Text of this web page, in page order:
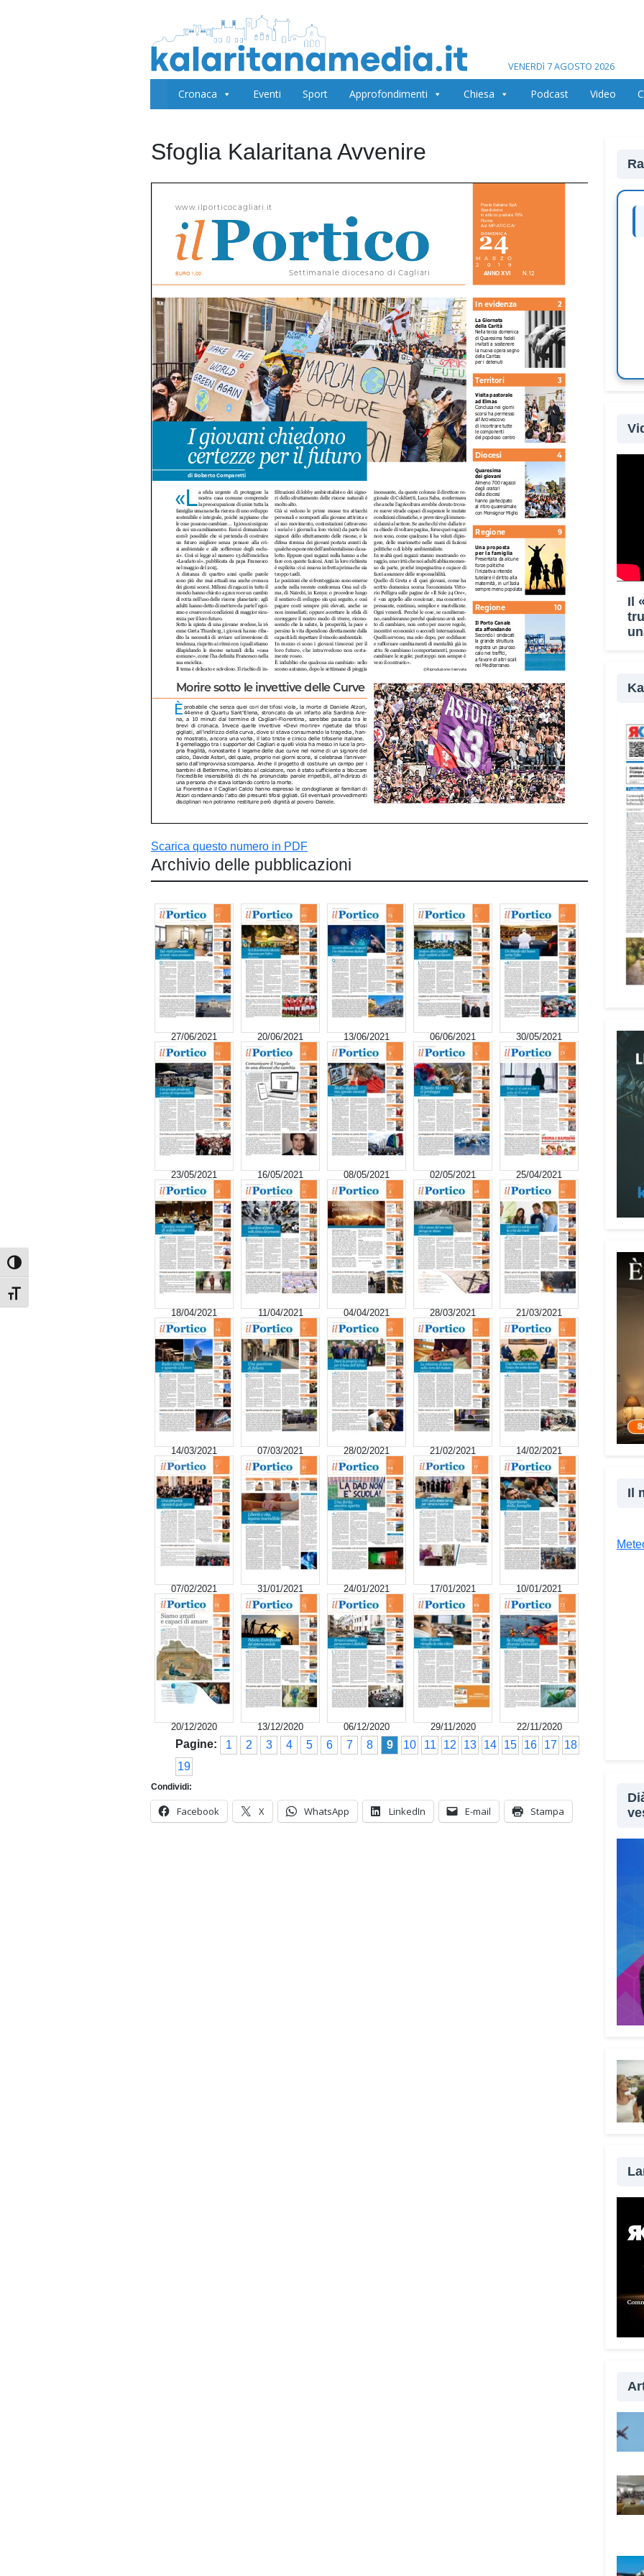
Attiva/disattiva alto contrasto
Attiva/disattiva dimensione testo
VENERDì 7 AGOSTO 2026
Cronaca Eventi Sport Approfondimenti Chiesa Podcast Video
Sfoglia Kalaritana Avvenire
Scarica questo numero in PDF
Archivio delle pubblicazioni
27/06/2021 20/06/2021 13/06/2021 06/06/2021 30/05/2021
23/05/2021 16/05/2021 08/05/2021 02/05/2021 25/04/2021
18/04/2021 11/04/2021 04/04/2021 28/03/2021 21/03/2021
14/03/2021 07/03/2021 28/02/2021 21/02/2021 14/02/2021
07/02/2021 31/01/2021 24/01/2021 17/01/2021 10/01/2021
20/12/2020 13/12/2020 06/12/2020 29/11/2020 22/11/2020
Pagine: 1 2 3 4 5 6 7 8 9 10 11 12 13 14 15 16 17
18
19
Condividi:
Facebook X WhatsApp LinkedIn E-mail Stampa
ai
mia
da
una
È
con i
Lei
Sì,
tutta
c’è
Il
Il